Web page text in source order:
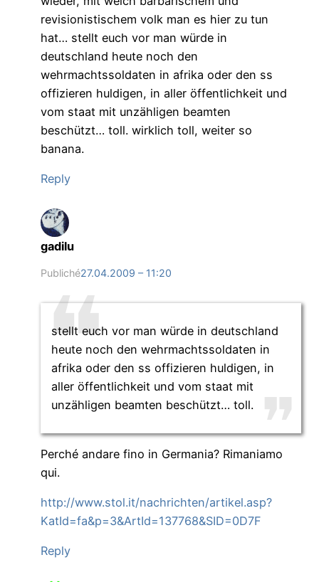
revisionistischem volk man es hier zu tun
hat… stellt euch vor man würde in
deutschland heute noch den
wehrmachtssoldaten in afrika oder den ss
offizieren huldigen, in aller öffentlichkeit und
vom staat mit unzähligen beamten
beschützt… toll. wirklich toll, weiter so
banana.
Reply
gadilu
Publiché27.04.2009 – 11:20
stellt euch vor man würde in deutschland
heute noch den wehrmachtssoldaten in
afrika oder den ss offizieren huldigen, in
aller öffentlichkeit und vom staat mit
unzähligen beamten beschützt… toll.
Perché andare fino in Germania? Rimaniamo
qui.
http://www.stol.it/nachrichten/artikel.asp?
KatId=fa&p=3&ArtId=137768&SID=0D7F
Reply